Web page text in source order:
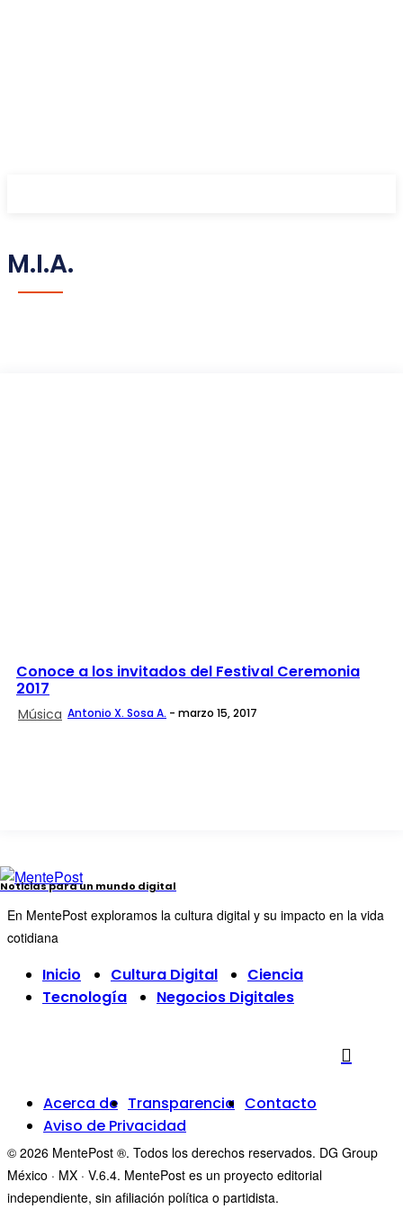
M.I.A.
Conoce a los invitados del Festival Ceremonia
2017
Música Antonio X. Sosa A. - marzo 15, 2017
Noticias para un mundo digital
En MentePost exploramos la cultura digital y su impacto en la vida
cotidiana
Inicio Cultura Digital
Ciencia
Tecnología
Negocios Digitales
Acerca de Transparencia Contacto
Aviso de Privacidad
© 2026 MentePost ®. Todos los derechos reservados. DG Group
México · MX · V.6.4. MentePost es un proyecto editorial
independiente, sin afiliación política o partidista.